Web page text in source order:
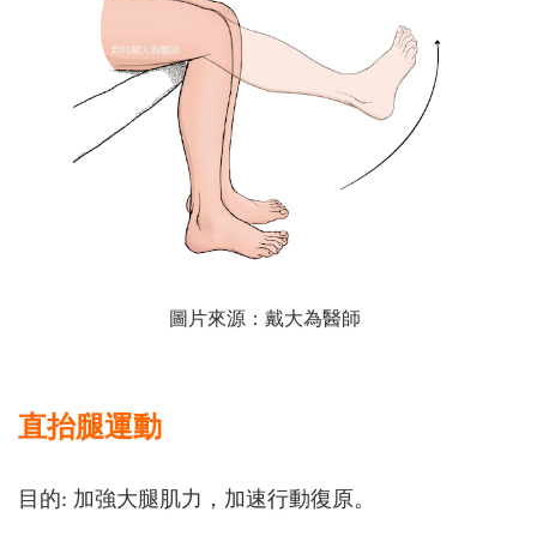
圖片來源：戴大為醫師
直抬腿運動
目的: 加強大腿肌力，加速行動復原。